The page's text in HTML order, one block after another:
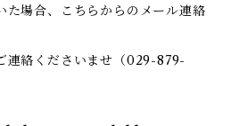
場合、こちらからのメール連絡
連絡くださいませ（029-879-